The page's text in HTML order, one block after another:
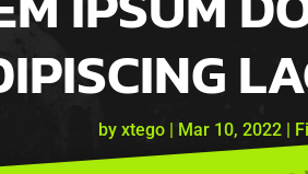
by xtego| Mar 10, 2022|